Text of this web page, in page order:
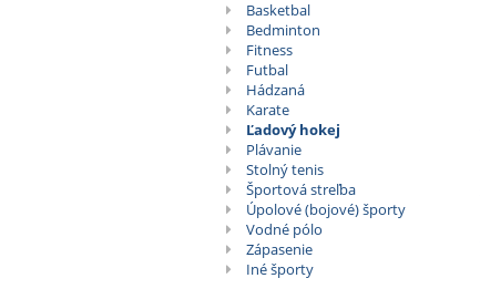
Basketbal
Bedminton
Fitness
Futbal
Hádzaná
Karate
Ľadový hokej
Plávanie
Stolný tenis
Športová streľba
Úpolové (bojové) športy
Vodné pólo
Zápasenie
Iné športy